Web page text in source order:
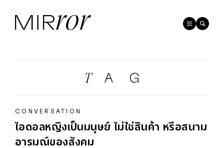
CONVERSATION
ไอดอลหญิงเป็นมนุษย์ ไม่ใช่สินค้า หรือสนาม
อารมณ์ของสังคม